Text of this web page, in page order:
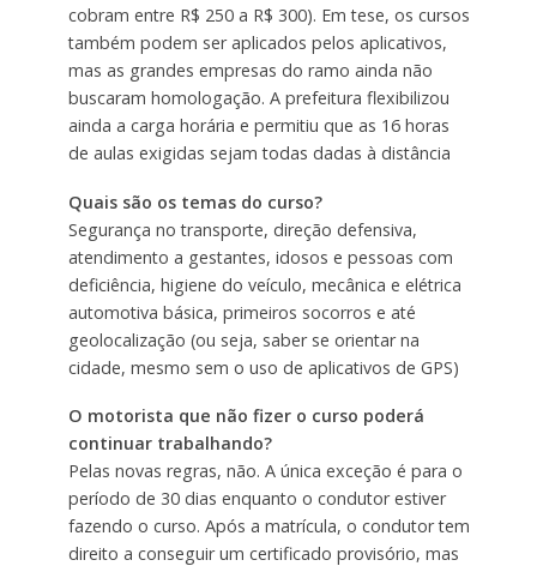
cobram entre R$ 250 a R$ 300). Em tese, os cursos
também podem ser aplicados pelos aplicativos,
mas as grandes empresas do ramo ainda não
buscaram homologação. A prefeitura flexibilizou
ainda a carga horária e permitiu que as 16 horas
de aulas exigidas sejam todas dadas à distância
Quais são os temas do curso?
Segurança no transporte, direção defensiva,
atendimento a gestantes, idosos e pessoas com
deficiência, higiene do veículo, mecânica e elétrica
automotiva básica, primeiros socorros e até
geolocalização (ou seja, saber se orientar na
cidade, mesmo sem o uso de aplicativos de GPS)
O motorista que não fizer o curso poderá
continuar trabalhando?
Pelas novas regras, não. A única exceção é para o
período de 30 dias enquanto o condutor estiver
fazendo o curso. Após a matrícula, o condutor tem
direito a conseguir um certificado provisório, mas